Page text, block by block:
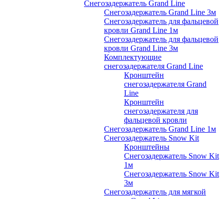
Снегозадержатель Grand Line
Снегозадержатель Grand Line 3м
Снегозадержатель для фальцевой
кровли Grand Line 1м
Снегозадержатель для фальцевой
кровли Grand Line 3м
Комплектующие
снегозадержателя Grand Line
Кронштейн
снегозадержателя Grand
Line
Кронштейн
снегозадержателя для
фальцевой кровли
Снегозадержатель Grand Line 1м
Снегозадержатель Snow Kit
Кронштейны
Снегозадержатель Snow Kit
1м
Снегозадержатель Snow Kit
3м
Снегозадержатель для мягкой